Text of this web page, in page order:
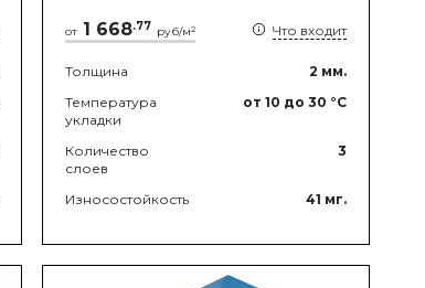
от 1 668.77 руб/м2 Что входит
Толщина 2 мм.
Температура
укладки
от 10 до 30 °C
Количество
слоев
3
Износостойкость 41 мг.